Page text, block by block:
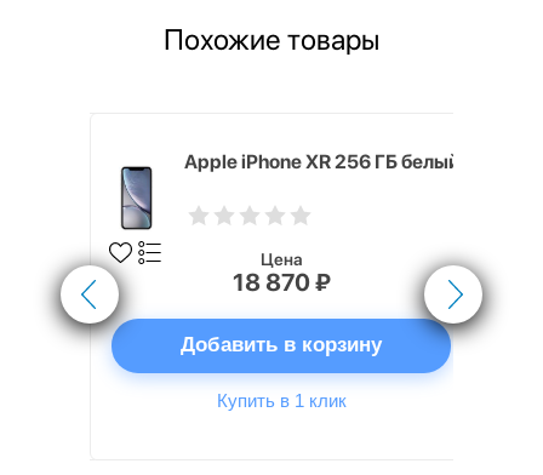
Похожие товары
Apple iPhone XR 256 ГБ белый
Цена
18 870 ₽
Добавить в корзину
Купить в 1 клик